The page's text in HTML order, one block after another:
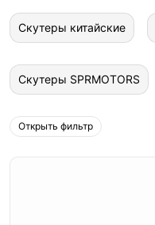
Скутеры китайские
Скутеры SPRMOTORS
Открыть фильтр